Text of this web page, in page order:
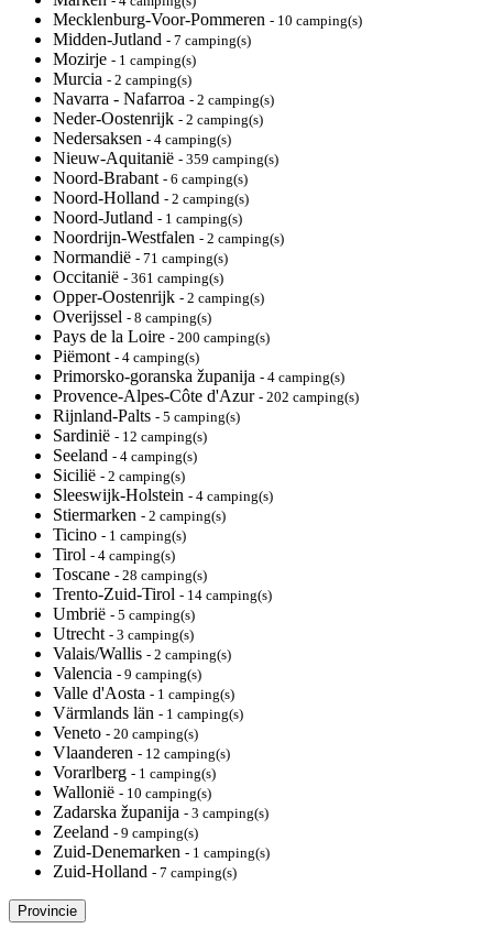
Mecklenburg-Voor-Pommeren - 10 camping(s)
Midden-Jutland - 7 camping(s)
Mozirje - 1 camping(s)
Murcia - 2 camping(s)
Navarra - Nafarroa - 2 camping(s)
Neder-Oostenrijk - 2 camping(s)
Nedersaksen - 4 camping(s)
Nieuw-Aquitanië - 359 camping(s)
Noord-Brabant - 6 camping(s)
Noord-Holland - 2 camping(s)
Noord-Jutland - 1 camping(s)
Noordrijn-Westfalen - 2 camping(s)
Normandië - 71 camping(s)
Occitanië - 361 camping(s)
Opper-Oostenrijk - 2 camping(s)
Overijssel - 8 camping(s)
Pays de la Loire - 200 camping(s)
Piëmont - 4 camping(s)
Primorsko-goranska županija - 4 camping(s)
Provence-Alpes-Côte d'Azur - 202 camping(s)
Rijnland-Palts - 5 camping(s)
Sardinië - 12 camping(s)
Seeland - 4 camping(s)
Sicilië - 2 camping(s)
Sleeswijk-Holstein - 4 camping(s)
Stiermarken - 2 camping(s)
Ticino - 1 camping(s)
Tirol - 4 camping(s)
Toscane - 28 camping(s)
Trento-Zuid-Tirol - 14 camping(s)
Umbrië - 5 camping(s)
Utrecht - 3 camping(s)
Valais/Wallis - 2 camping(s)
Valencia - 9 camping(s)
Valle d'Aosta - 1 camping(s)
Värmlands län - 1 camping(s)
Veneto - 20 camping(s)
Vlaanderen - 12 camping(s)
Vorarlberg - 1 camping(s)
Wallonië - 10 camping(s)
Zadarska županija - 3 camping(s)
Zeeland - 9 camping(s)
Zuid-Denemarken - 1 camping(s)
Zuid-Holland - 7 camping(s)
Provincie